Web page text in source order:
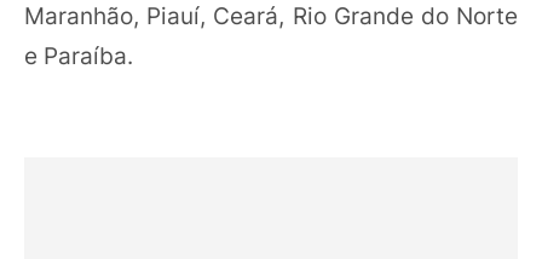
Maranhão, Piauí, Ceará, Rio Grande do Norte
e Paraíba.